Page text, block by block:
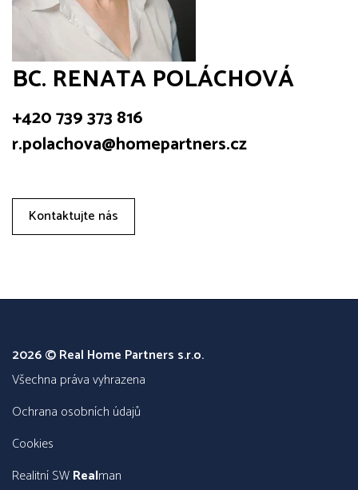
BC. RENATA POLÁCHOVÁ
+420 739 373 816
r.polachova@homepartners.cz
Kontaktujte nás
2026 © Real Home Partners s.r.o.
všechna práva vyhrazena
Ochrana osobních údajů
Cookies
Realitní SWRealman